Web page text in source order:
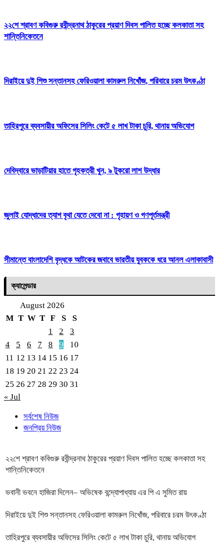
২২শে শ্রাবণ কবিগুরু রবীন্দ্রনাথ ঠাকুরের প্রয়াণ দিবস পালিত হচ্ছে কলকাতা সহ
শান্তিনিকেতনে
দিরাইয়ে দুই শিশু সন্তানসহ ফেরিওয়ালা কামরুল নিখোঁজ, পরিবারে চরম উৎকণ্ঠা
তাহিরপুরে ব্যবসায়ীর অফিসের সিলিং কেটে ৫ লাখ টাকা চুরি, থানায় অভিযোগ
দেবিদ্বারে ভাড়াটিয়ার হাতে গৃহকত্রী খুন, ৯ টুকরো লাশ উদ্ধার
জুলাই যোদ্ধাদের ত্যাগ বৃথা যেতে দেবো না : গৃহায়ণ ও গণপূর্তমন্ত্রী
সীমান্তে বাংলাদেশি বৃদ্ধকে আটকের জবাবে ভারতীয় যুবককে ধরে আনল এলাকাবাসী
ক্যালেন্ডার
August 2026
M T W T F S
S
1
2
3
4
5 6 7 8 9
10
11 12 13 14 15 16 17
18 19 20 21 22 23 24
25 26 27 28 29 30 31
« Jul
সর্বশেষ নিউজ
জনপ্রিয় নিউজ
২২শে শ্রাবণ কবিগুরু রবীন্দ্রনাথ ঠাকুরের প্রয়াণ দিবস পালিত হচ্ছে কলকাতা সহ
শান্তিনিকেতনে
ভবানী ভবনে হাজিরা দিলেন– অভিষেক বন্দ্যোপাধ্যায় এর পি এ সুমিত রায়
দিরাইয়ে দুই শিশু সন্তানসহ ফেরিওয়ালা কামরুল নিখোঁজ, পরিবারে চরম উৎকণ্ঠা
তাহিরপুরে ব্যবসায়ীর অফিসের সিলিং কেটে ৫ লাখ টাকা চুরি, থানায় অভিযোগ